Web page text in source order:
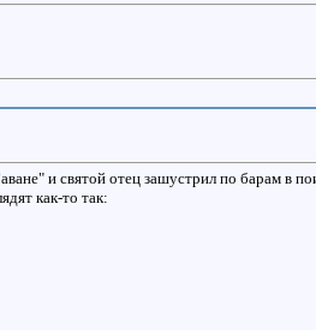
и святой отец зашустрил по барам в
как-то так: